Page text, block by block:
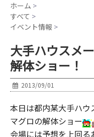
ホーム >
すべて >
イベント情報 >
大手ハウスメ
解体ショー！
2013/09/01
本日は都内某大手ハウ
マグロの解体ショー
会場には予想を上回